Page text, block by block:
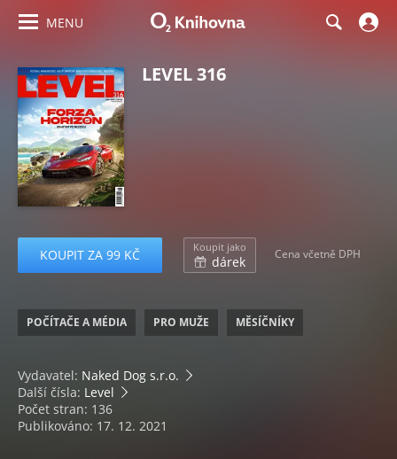
MENU
LEVEL 316
KOUPIT ZA 99 KČ Koupit jako
dárek Cena včetně DPH
POČÍTAČE A MÉDIA PRO MUŽE MĚSÍČNÍKY
Vydavatel: Naked Dog s.r.o.
Další čísla: Level
Počet stran: 136
Publikováno: 17. 12. 2021